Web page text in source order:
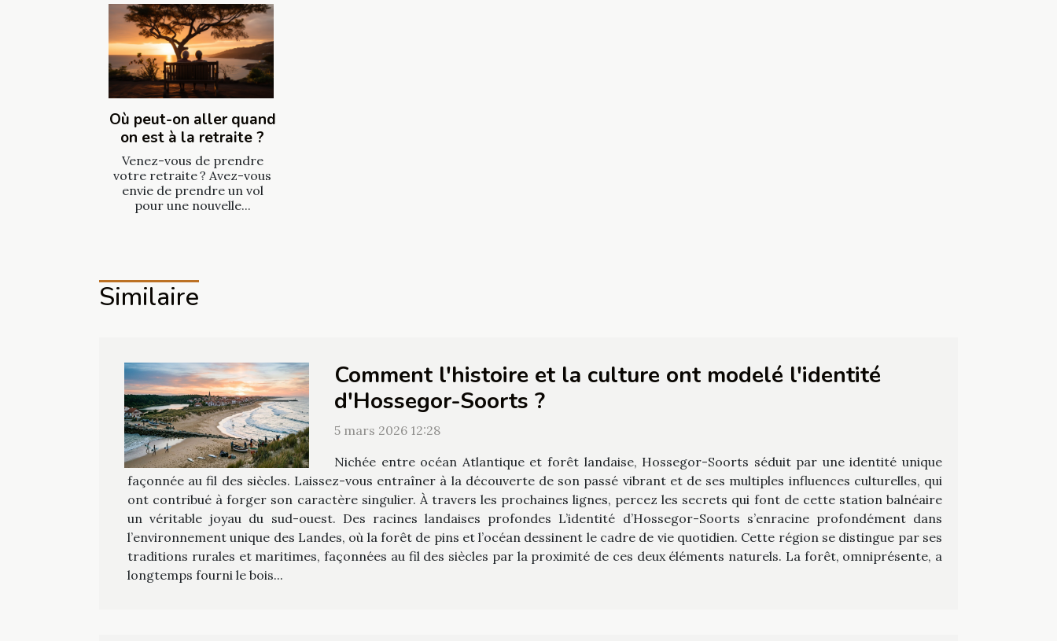
Où peut-on aller quand
on est à la retraite ?
Venez-vous de prendre
votre retraite ? Avez-vous
envie de prendre un vol
pour une nouvelle...
Similaire
Comment l'histoire et la culture ont modelé l'identité
d'Hossegor-Soorts ?
5 mars 2026 12:28
Nichée entre océan Atlantique et forêt landaise, Hossegor-Soorts séduit par une identité unique
façonnée au fil des siècles. Laissez-vous entraîner à la découverte de son passé vibrant et de ses multiples influences culturelles, qui
ont contribué à forger son caractère singulier. À travers les prochaines lignes, percez les secrets qui font de cette station balnéaire
un véritable joyau du sud-ouest. Des racines landaises profondes L’identité d’Hossegor-Soorts s’enracine profondément dans
l’environnement unique des Landes, où la forêt de pins et l’océan dessinent le cadre de vie quotidien. Cette région se distingue par ses
traditions rurales et maritimes, façonnées au fil des siècles par la proximité de ces deux éléments naturels. La forêt, omniprésente, a
longtemps fourni le bois...